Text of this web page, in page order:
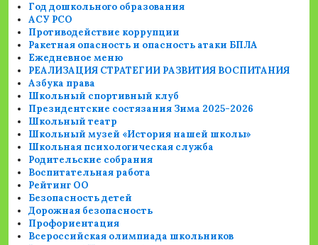
Год дошкольного образования
АСУ РСО
Противодействие коррупции
Ракетная опасность и опасность атаки БПЛА
Ежедневное меню
РЕАЛИЗАЦИЯ СТРАТЕГИИ РАЗВИТИЯ ВОСПИТАНИЯ
Азбука права
Школьный спортивный клуб
Президентские состязания Зима 2025-2026
Школьный театр
Школьный музей «История нашей школы»
Школьная психологическая служба
Родительские собрания
Воспитательная работа
Рейтинг ОО
Безопасность детей
Дорожная безопасность
Профориентация
Всероссийская олимпиада школьников